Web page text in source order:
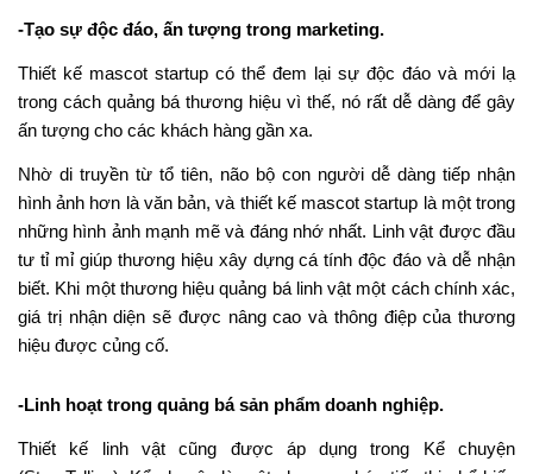
-Tạo sự độc đáo, ấn tượng trong marketing.
Thiết kế mascot startup có thể đem lại sự độc đáo và mới lạ
trong cách quảng bá thương hiệu vì thế, nó rất dễ dàng để gây
ấn tượng cho các khách hàng gần xa.
Nhờ di truyền từ tổ tiên, não bộ con người dễ dàng tiếp nhận
hình ảnh hơn là văn bản, và thiết kế mascot startup là một trong
những hình ảnh mạnh mẽ và đáng nhớ nhất. Linh vật được đầu
tư tỉ mỉ giúp thương hiệu xây dựng cá tính độc đáo và dễ nhận
biết. Khi một thương hiệu quảng bá linh vật một cách chính xác,
giá trị nhận diện sẽ được nâng cao và thông điệp của thương
hiệu được củng cố.
-Linh hoạt trong quảng bá sản phẩm doanh nghiệp.
Thiết kế linh vật cũng được áp dụng trong Kể chuyện